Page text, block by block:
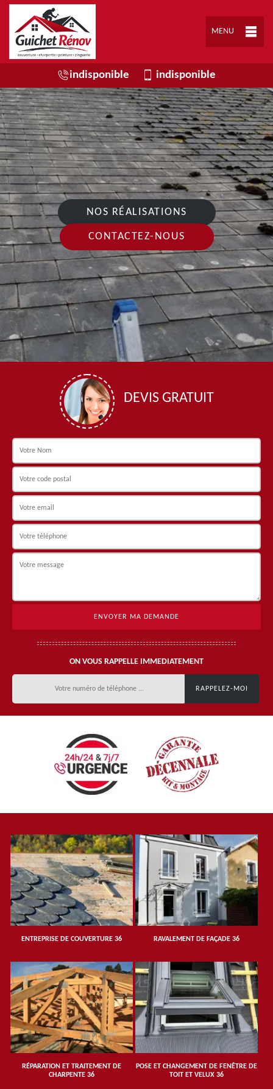
MENU
indisponible indisponible
NOS RÉALISATIONS
CONTACTEZ-NOUS
DEVIS GRATUIT
ON VOUS RAPPELLE IMMEDIATEMENT
ENTREPRISE DE COUVERTURE 36 RAVALEMENT DE FAÇADE 36
RÉPARATION ET TRAITEMENT DE
CHARPENTE 36
POSE ET CHANGEMENT DE FENÊTRE DE
TOIT ET VELUX 36